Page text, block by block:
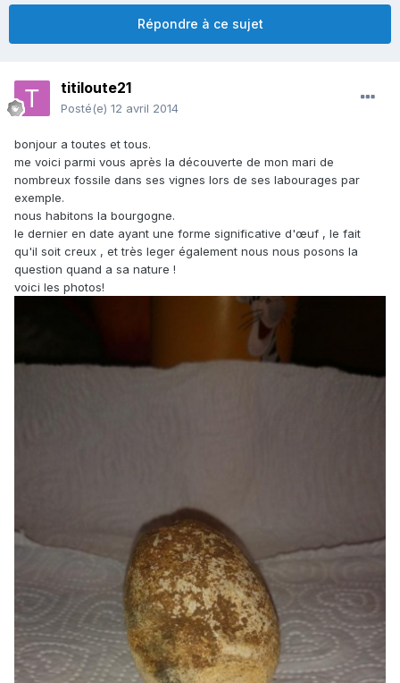
Répondre à ce sujet
titiloute21
Posté(e) 12 avril 2014
bonjour a toutes et tous.
me voici parmi vous après la découverte de mon mari de
nombreux fossile dans ses vignes lors de ses labourages par
exemple.
nous habitons la bourgogne.
le dernier en date ayant une forme significative d'œuf , le fait
qu'il soit creux , et très leger également nous nous posons la
question quand a sa nature !
voici les photos!